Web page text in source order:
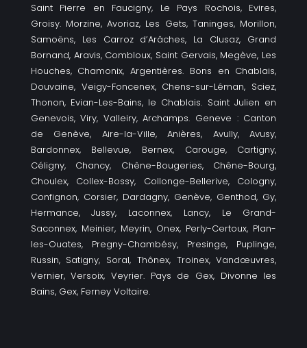
Saint Pierre en Faucigny, Le Pays Rochois, Evires,
Groisy. Morzine, Avoriaz, Les Gets, Taninges, Morillon,
Samoëns, Les Carroz d’Arâches, La Clusaz, Grand
Bornand, Aravis, Combloux, Saint Gervais, Megève, Les
Houches, Chamonix, Argentières. Bons en Chablais,
Douvaine, Veigy-Foncenex, Chens-sur-Léman, Sciez,
Thonon, Evian-Les-Bains, le Chablais. Saint Julien en
Genevois, Viry, Valleiry, Archamps. Geneve : Canton
de Genève, Aire-la-Ville, Anières, Avully, Avusy,
Bardonnex, Bellevue, Bernex, Carouge, Cartigny,
Céligny, Chancy, Chêne-Bougeries, Chêne-Bourg,
Choulex, Collex-Bossy, Collonge-Bellerive, Cologny,
Confignon, Corsier, Dardagny, Genève, Genthod, Gy,
Hermance, Jussy, Laconnex, Lancy, Le Grand-
Saconnex, Meinier, Meyrin, Onex, Perly-Certoux, Plan-
les-Ouates, Pregny-Chambésy, Presinge, Puplinge,
Russin, Satigny, Soral, Thônex, Troinex, Vandœuvres,
Vernier, Versoix, Veyrier. Pays de Gex, Divonne les
Bains, Gex, Ferney Voltaire.